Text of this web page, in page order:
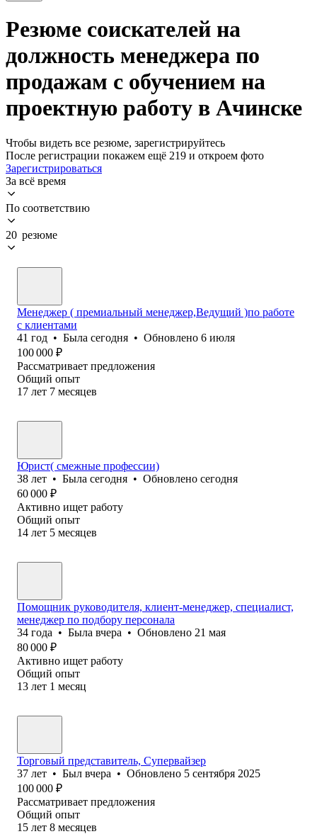
Резюме соискателей на
должность менеджера по
продажам с обучением на
проектную работу в Ачинске
Чтобы видеть все резюме, зарегистрируйтесь
После регистрации покажем ещё 219 и откроем фото
Зарегистрироваться
За всё время
По соответствию
20 резюме
Менеджер ( премиальный менеджер,Ведущий )по работе
с клиентами
41 год • Была сегодня • Обновлено 6 июля
100 000 ₽
Рассматривает предложения
Общий опыт
17 лет 7 месяцев
Юрист( смежные профессии)
38 лет • Была сегодня • Обновлено сегодня
60 000 ₽
Активно ищет работу
Общий опыт
14 лет 5 месяцев
Помощник руководителя, клиент-менеджер, специалист,
менеджер по подбору персонала
34 года • Была вчера • Обновлено 21 мая
80 000 ₽
Активно ищет работу
Общий опыт
13 лет 1 месяц
Торговый представитель, Супервайзер
37 лет • Был вчера • Обновлено 5 сентября 2025
100 000 ₽
Рассматривает предложения
Общий опыт
15 лет 8 месяцев